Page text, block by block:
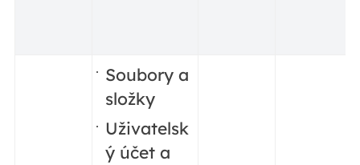
Soubory a
složky
Uživatelsk
ý účet a